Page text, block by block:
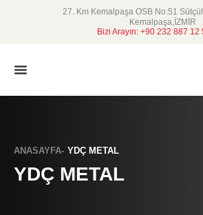
27. Km Kemalpaşa OSB No:51
Kemalpaşa,İZMİR
Bizi Arayın: +90 232 887 12
ANASAYFA- YDÇ METAL
YDÇ METAL